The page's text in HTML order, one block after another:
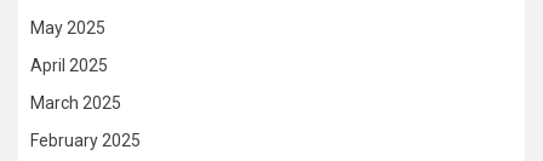
May 2025
April 2025
March 2025
February 2025